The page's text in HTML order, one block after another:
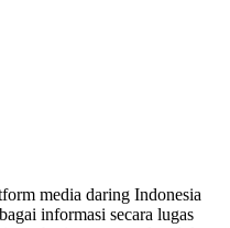
media daring Indonesia
informasi secara lugas